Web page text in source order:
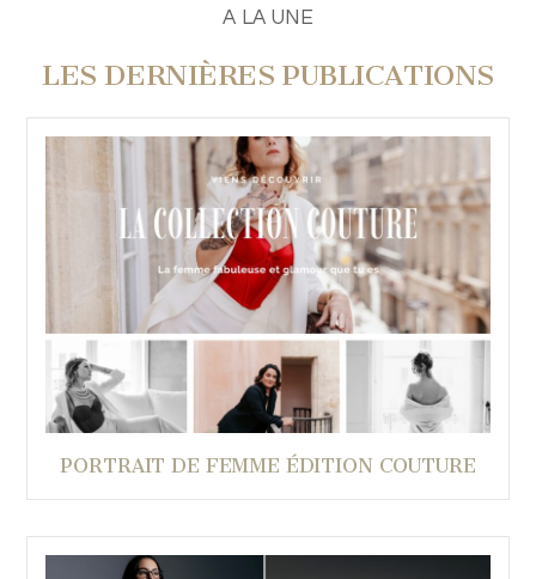
A LA UNE
LES DERNIÈRES PUBLICATIONS
PORTRAIT DE FEMME ÉDITION COUTURE